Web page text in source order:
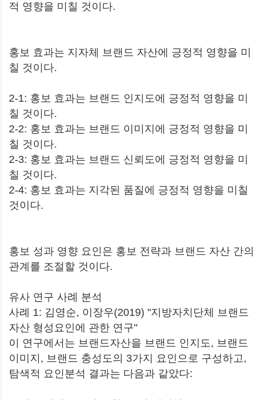
적 영향을 미칠 것이다.
홍보 효과는 지자체 브랜드 자산에 긍정적 영향을 미
칠 것이다.
2-1: 홍보 효과는 브랜드 인지도에 긍정적 영향을 미
칠 것이다.
2-2: 홍보 효과는 브랜드 이미지에 긍정적 영향을 미
칠 것이다.
2-3: 홍보 효과는 브랜드 신뢰도에 긍정적 영향을 미
칠 것이다.
2-4: 홍보 효과는 지각된 품질에 긍정적 영향을 미칠
것이다.
홍보 성과 영향 요인은 홍보 전략과 브랜드 자산 간의
관계를 조절할 것이다.
유사 연구 사례 분석
사례 1: 김영순, 이장우(2019) "지방자치단체 브랜드
자산 형성요인에 관한 연구"
이 연구에서는 브랜드자산을 브랜드 인지도, 브랜드
이미지, 브랜드 충성도의 3가지 요인으로 구성하고,
탐색적 요인분석 결과는 다음과 같았다: